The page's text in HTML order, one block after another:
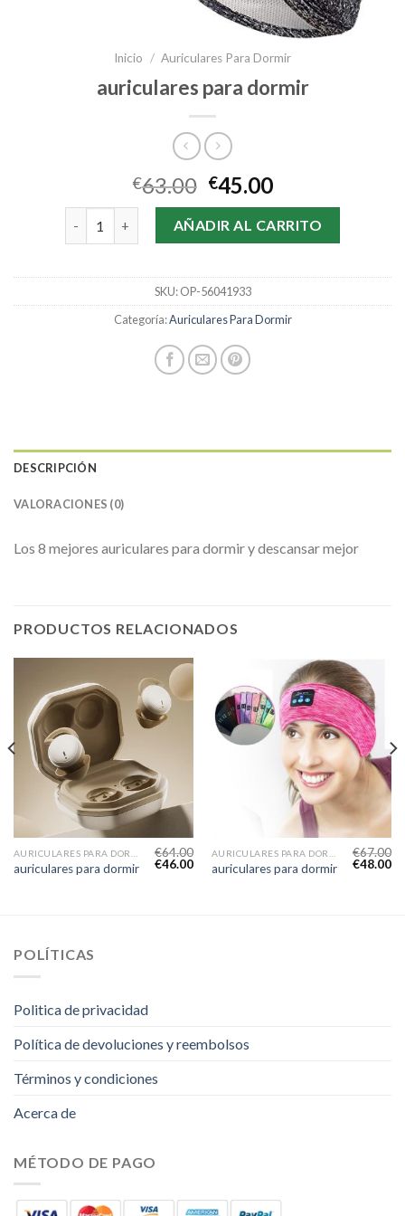
Inicio / Auriculares Para Dormir
auriculares para dormir
€63.00 €45.00
auriculares para dormir cantidad
AÑADIR AL CARRITO
SKU:OP-56041933
Categoría:Auriculares Para Dormir
DESCRIPCIÓN
VALORACIONES (0)
Los 8 mejores auriculares para dormir y descansar mejor
PRODUCTOS RELACIONADOS
auriculares para dormir
€64.00
€46.00 auriculares para dormir
€67.00
€48.00
POLÍTICAS
Politica de privacidad
Política de devoluciones y reembolsos
Términos y condiciones
Acerca de
MÉTODO DE PAGO